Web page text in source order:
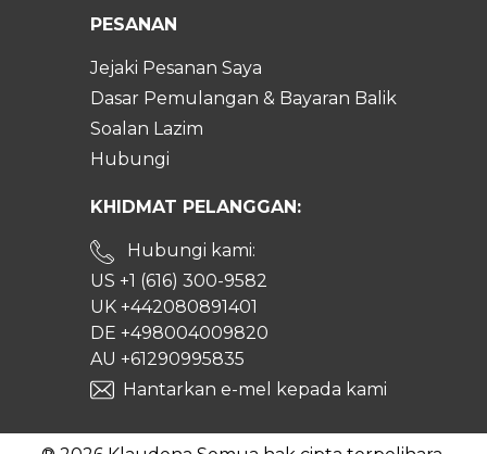
PESANAN
Jejaki Pesanan Saya
Dasar Pemulangan & Bayaran Balik
Soalan Lazim
Hubungi
KHIDMAT PELANGGAN:
Hubungi kami:
US +1 (616) 300-9582
UK +442080891401
DE +498004009820
AU +61290995835
Hantarkan e-mel kepada kami